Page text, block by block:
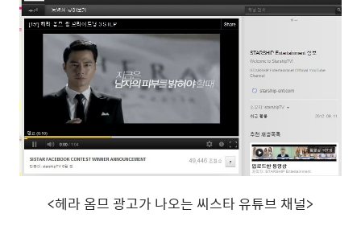
<헤라 옴므 광고가 나오는 씨스타 유튜브 채널>